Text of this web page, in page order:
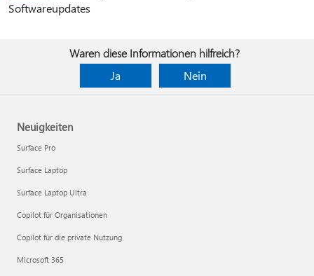
Softwareupdates
Waren diese Informationen hilfreich?
Ja
Nein
Neuigkeiten
Surface Pro
Surface Laptop
Surface Laptop Ultra
Copilot für Organisationen
Copilot für die private Nutzung
Microsoft 365